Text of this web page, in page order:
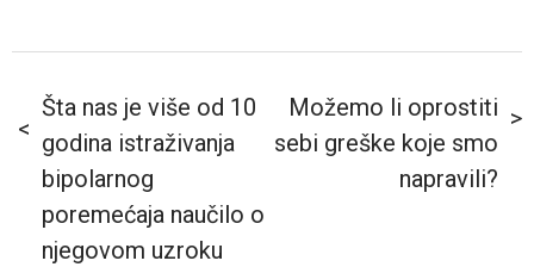
Šta nas je više od 10
godina istraživanja
bipolarnog
poremećaja naučilo o
njegovom uzroku
Možemo li oprostiti
sebi greške koje smo
napravili?